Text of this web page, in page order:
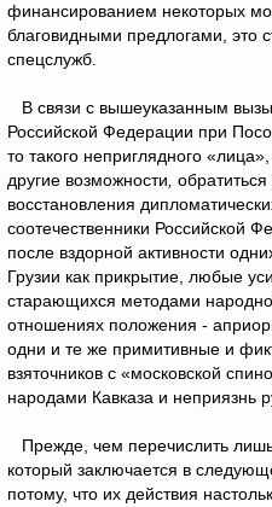
финансированием некоторых
благовидными предлогами, это
спецслужб.
В связи с вышеуказанным
Российской Федерации при
то такого неприглядного
другие возможности
восстановления
соотечественники Российской
после вздорной активности
Грузии как прикрытие, любые
старающихся методами
отношениях положения -
одни и те же примитивные и
взяточников с «московской
народами Кавказа и неприязнь
Прежде, чем перечислить
который заключается в
потому, что их действия